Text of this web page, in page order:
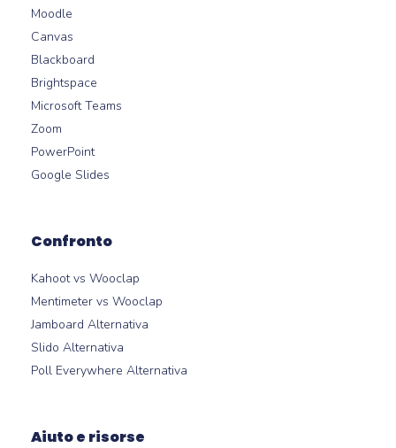
Moodle
Canvas
Blackboard
Brightspace
Microsoft Teams
Zoom
PowerPoint
Google Slides
Confronto
Kahoot vs Wooclap
Mentimeter vs Wooclap
Jamboard Alternativa
Slido Alternativa
Poll Everywhere Alternativa
Aiuto e risorse